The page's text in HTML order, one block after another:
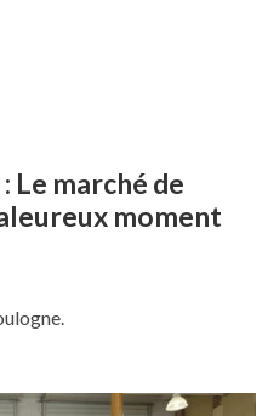
Le marché de
moment